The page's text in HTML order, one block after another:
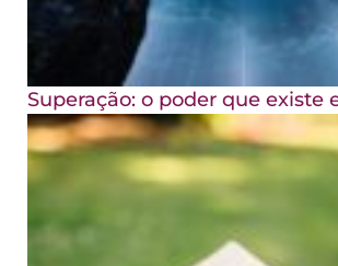
Superação: o poder que existe